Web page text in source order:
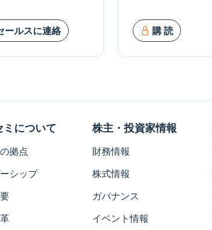
ールスに連絡 購 読
ミについて
拠点
シップ
株主・投資家情報
財務情報
株式情報
ガバナンス
イベント情報